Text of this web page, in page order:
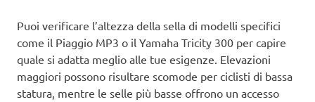
Puoi verificare l’altezza della sella di modelli specifici
come il Piaggio MP3 o il Yamaha Tricity 300 per capire
quale si adatta meglio alle tue esigenze. Elevazioni
maggiori possono risultare scomode per ciclisti di bassa
statura, mentre le selle più basse offrono un accesso